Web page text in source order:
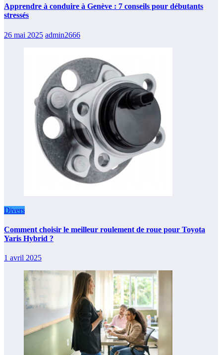
Apprendre à conduire à Genève : 7 conseils pour débutants
stressés
26 mai 2025 admin2666
Divers
Comment choisir le meilleur roulement de roue pour Toyota
Yaris Hybrid ?
1 avril 2025